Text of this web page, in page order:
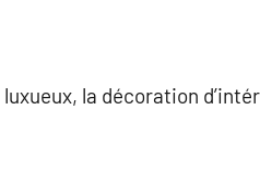
la décoration